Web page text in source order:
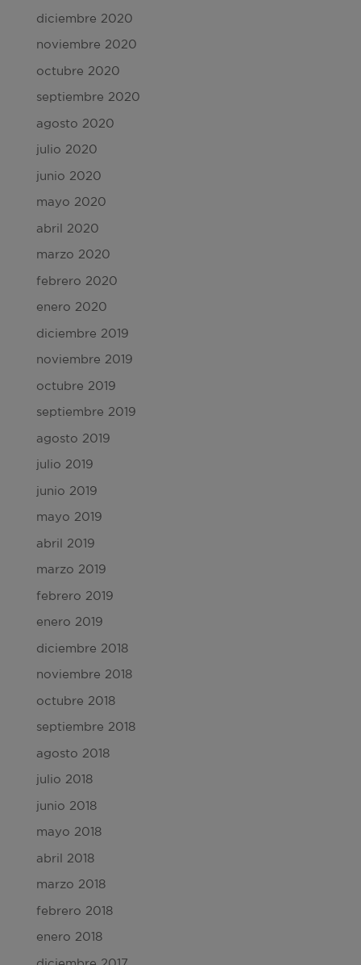
diciembre 2020
noviembre 2020
octubre 2020
septiembre 2020
agosto 2020
julio 2020
junio 2020
mayo 2020
abril 2020
marzo 2020
febrero 2020
enero 2020
diciembre 2019
noviembre 2019
octubre 2019
septiembre 2019
agosto 2019
julio 2019
junio 2019
mayo 2019
abril 2019
marzo 2019
febrero 2019
enero 2019
diciembre 2018
noviembre 2018
octubre 2018
septiembre 2018
agosto 2018
julio 2018
junio 2018
mayo 2018
abril 2018
marzo 2018
febrero 2018
enero 2018